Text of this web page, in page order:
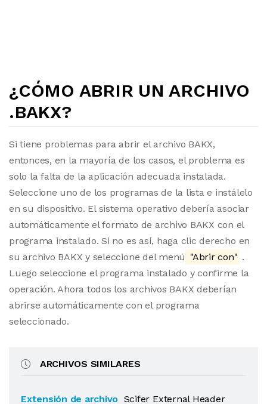
¿CÓMO ABRIR UN ARCHIVO
.BAKX?
Si tiene problemas para abrir el archivo BAKX,
entonces, en la mayoría de los casos, el problema es
solo la falta de la aplicación adecuada instalada.
Seleccione uno de los programas de la lista e instálelo
en su dispositivo. El sistema operativo debería asociar
automáticamente el formato de archivo BAKX con el
programa instalado. Si no es así, haga clic derecho en
su archivo BAKX y seleccione del menú "Abrir con" .
Luego seleccione el programa instalado y confirme la
operación. Ahora todos los archivos BAKX deberían
abrirse automáticamente con el programa
seleccionado.
ARCHIVOS SIMILARES
Extensión de archivo Scifer External Header